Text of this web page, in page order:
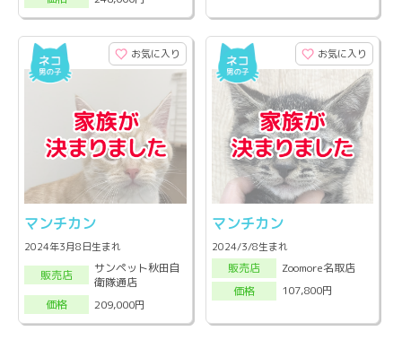
お気に入り
マンチカン
2024年3月8日生まれ
販売店
サンペット秋田自
衛隊通店
価格
209,000円
お気に入り
マンチカン
2024/3/8生まれ
販売店
Zoomore名取店
価格
107,800円